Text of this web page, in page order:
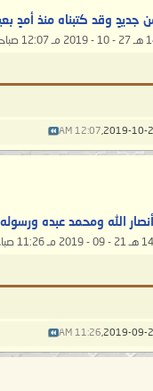
من جديدٍ وقد كتبناه منذ
12:07 AM
الله ومحمد عبده ورسوله
11:26 AM